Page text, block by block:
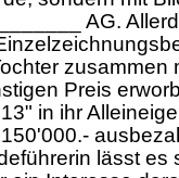
AG.
Preis
in ihr
lässt